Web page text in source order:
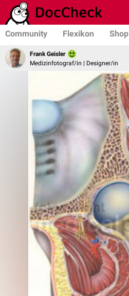
Community Flexikon Shop
Frank Geisler
Medizinfotograf/in | Designer/in